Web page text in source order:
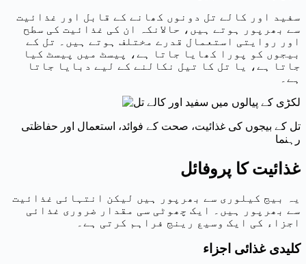
سفید اور کالے تل دونوں کھانے کے قابل اور غذائیت
سے بھرپور ہوتے ہیں، حالانکہ ان کی غذائیت کی سطح
اور روایتی استعمال قدرے مختلف ہوتے ہیں۔ تل کے
بیجوں کو پورا کھایا جاتا ہے، پیسٹ میں پیسٹ کیا
جاتا ہے، یا تل کا تیل نکالنے کے لیے دبایا جاتا
ہے۔
تل کے بیجوں کی غذائیت، صحت کے فوائد، استعمال اور حفاظتی
رہنما
غذائیت کا پروفائل
یہ بیج کیلوری سے بھرپور ہیں لیکن انتہائی غذائیت
سے بھرپور ہیں۔ ایک چھوٹی سی مقدار ضروری غذائی
اجزاء کی ایک وسیع رینج فراہم کرتی ہے۔
کلیدی غذائی اجزاء